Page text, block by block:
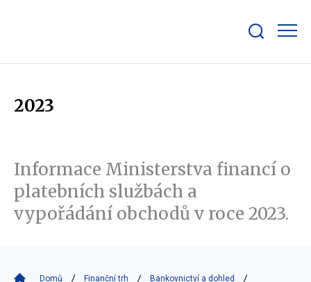
bar
2023
Informace Ministerstva financí o
platebních službách a
vypořádání obchodů v roce 2023.
Domů Finanční trh
Bankovnictví a dohled